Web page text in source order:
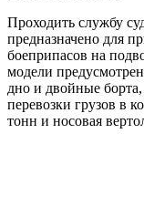
Проходить службу
предназначено для
боеприпасов на
модели
дно и двойные
перевозки грузов в
тонн и носовая